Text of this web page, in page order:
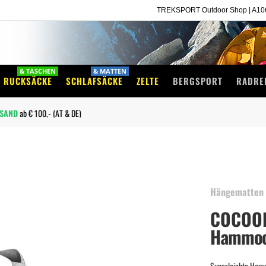
TREKSPORT Outdoor Shop |
RUCKSÄCKE
& TASCHEN
SCHLAFSÄCKE
& MATTEN
ZELTE BERGSPORT
Newsletteranmeldung
Hängematten